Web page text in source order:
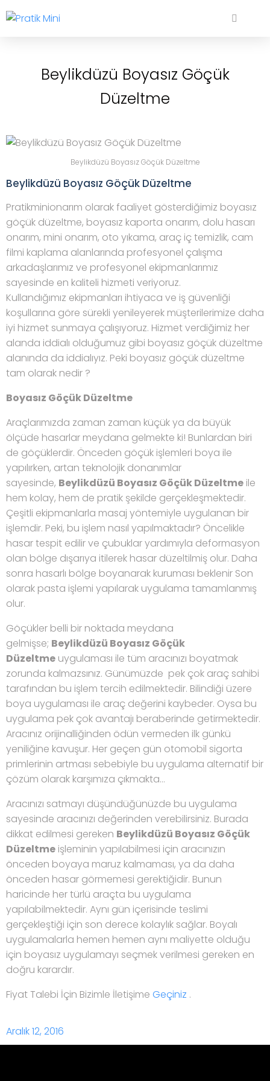
Beylikdüzü Boyasız Göçük
Düzeltme
Beylikdüzü Boyasız Göçük Düzeltme
Beylikdüzü Boyasız Göçük Düzeltme
Pratikminionarım olarak faaliyet gösterdiğimiz boyasız
göçük düzeltme, boyasız kaporta onarım, dolu hasarı
onarım, mini onarım, oto yıkama, araç iç temizlik, cam
filmi kaplama alanlarında profesyonel çalışma
arkadaşlarımız ve profesyonel ekipmanlarımız
sayesinde en kaliteli hizmeti veriyoruz.
Kullandığımız ekipmanları ihtiyaca ve iş güvenliği
koşullarına göre sürekli yenileyerek müşterilerimize daha
iyi hizmet sunmaya çalışıyoruz. Hizmet verdiğimiz her
alanda iddialı olduğumuz gibi boyasız göçük düzeltme
alanında da iddialıyız. Peki boyasız göçük düzeltme
tam olarak nedir ?
Boyasız Göçük Düzeltme
Araçlarımızda zaman zaman küçük ya da büyük
ölçüde hasarlar meydana gelmekte ki! Bunlardan biri
de göçüklerdir. Önceden göçük işlemleri boya ile
yapılırken, artan teknolojik donanımlar
sayesinde, Beylikdüzü Boyasız Göçük Düzeltme ile
hem kolay, hem de pratik şekilde gerçekleşmektedir.
Çeşitli ekipmanlarla masaj yöntemiyle uygulanan bir
işlemdir. Peki, bu işlem nasıl yapılmaktadır? Öncelikle
hasar tespit edilir ve çubuklar yardımıyla deformasyon
olan bölge dışarıya itilerek hasar düzeltilmiş olur. Daha
sonra hasarlı bölge boyanarak kuruması beklenir Son
olarak pasta işlemi yapılarak uygulama tamamlanmış
olur.
Göçükler belli bir noktada meydana
gelmişse; Beylikdüzü Boyasız Göçük
Düzeltme uygulaması ile tüm aracınızı boyatmak
zorunda kalmazsınız. Günümüzde pek çok araç sahibi
tarafından bu işlem tercih edilmektedir. Bilindiği üzere
boya uygulaması ile araç değerini kaybeder. Oysa bu
uygulama pek çok avantajı beraberinde getirmektedir.
Aracınız orijinalliğinden ödün vermeden ilk günkü
yeniliğine kavuşur. Her geçen gün otomobil sigorta
primlerinin artması sebebiyle bu uygulama alternatif bir
çözüm olarak karşımıza çıkmakta…
Aracınızı satmayı düşündüğünüzde bu uygulama
sayesinde aracınızı değerinden verebilirsiniz. Burada
dikkat edilmesi gereken Beylikdüzü Boyasız Göçük
Düzeltme işleminin yapılabilmesi için aracınızın
önceden boyaya maruz kalmaması, ya da daha
önceden hasar görmemesi gerektiğidir. Bunun
haricinde her türlü araçta bu uygulama
yapılabilmektedir. Aynı gün içerisinde teslimi
gerçekleştiği için son derece kolaylık sağlar. Boyalı
uygulamalarla hemen hemen aynı maliyette olduğu
için boyasız uygulamayı seçmek verilmesi gereken en
doğru karardır.
Fiyat Talebi İçin Bizimle İletişime Geçiniz .
Aralık 12, 2016